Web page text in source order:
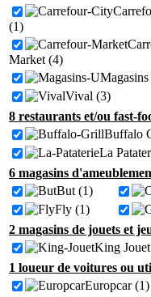
(1)
Market (4)
Vival (3)
8 restaurants et/ou fast-
Buffalo
La
6 magasins
But (1)
Fly (1)
2 magasins de jouets et
King
1 loueur de voitures ou
Europcar (1)